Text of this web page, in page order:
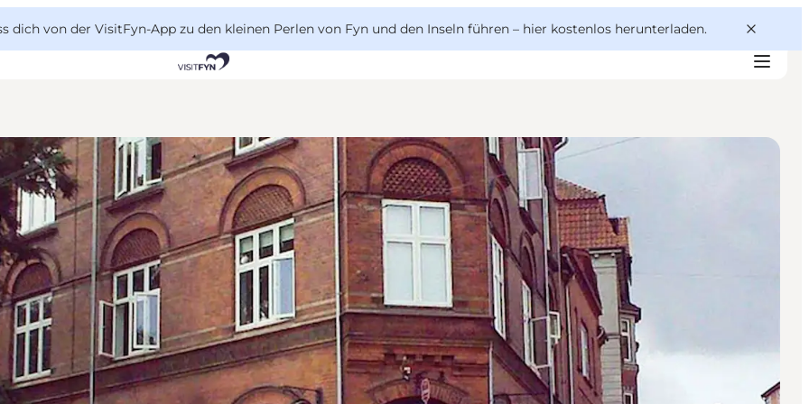
dich von der VisitFyn-App zu den kleinen Perlen von Fyn und den Inseln führen – hier kostenlos herunterladen.